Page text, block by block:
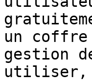
un
gestion
utiliser,